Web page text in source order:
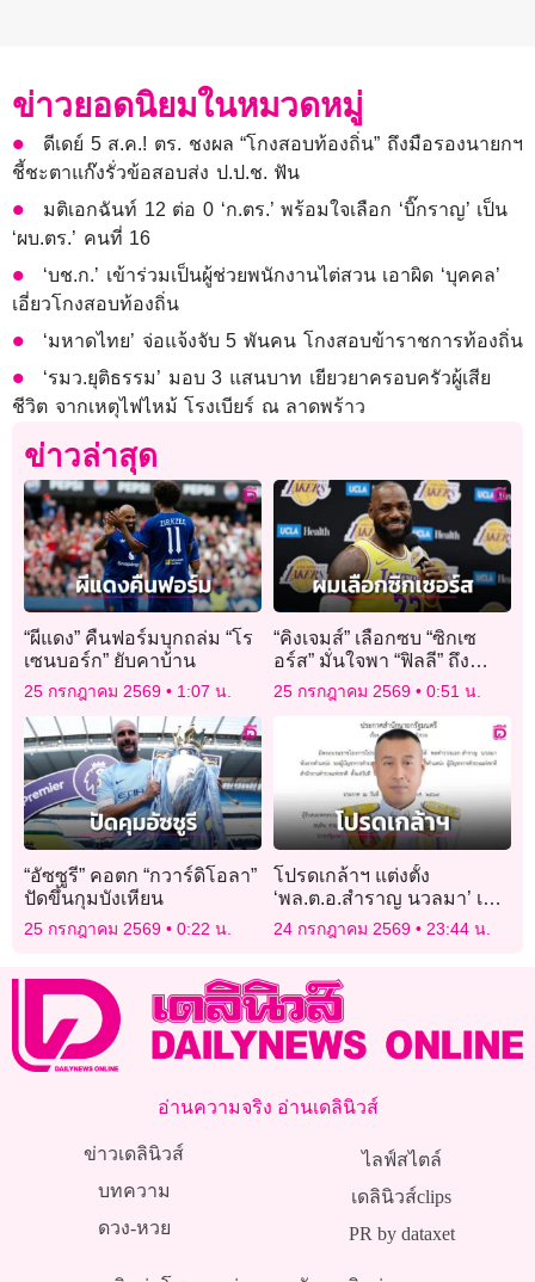
ข่าวยอดนิยมในหมวดหมู่
ดีเดย์ 5 ส.ค.! ตร. ชงผล “โกงสอบท้องถิ่น” ถึงมือรองนายกฯ
ชี้ชะตาแก๊งรั่วข้อสอบส่ง ป.ป.ช. ฟัน
มติเอกฉันท์ 12 ต่อ 0 ‘ก.ตร.’ พร้อมใจเลือก ‘บิ๊กราญ’ เป็น
‘ผบ.ตร.’ คนที่ 16
‘บช.ก.’ เข้าร่วมเป็นผู้ช่วยพนักงานไต่สวน เอาผิด ‘บุคคล’
เอี่ยวโกงสอบท้องถิ่น
‘มหาดไทย’ จ่อแจ้งจับ 5 พันคน โกงสอบข้าราชการท้องถิ่น
‘รมว.ยุติธรรม’ มอบ 3 แสนบาท เยียวยาครอบครัวผู้เสีย
ชีวิต จากเหตุไฟไหม้ โรงเบียร์ ณ ลาดพร้าว
ข่าวล่าสุด
“ผีแดง” คืนฟอร์มบุกถล่ม “โร
เซนบอร์ก” ยับคาบ้าน
25 กรกฎาคม 2569 1:07 น.
“คิงเจมส์” เลือกซบ “ซิกเซ
อร์ส” มั่นใจพา “ฟิลลี” ถึง
แชมป์ชัวร์
25 กรกฎาคม 2569 0:51 น.
“อัซซูรี” คอตก “กวาร์ดิโอลา”
ปัดขึ้นกุมบังเหียน
25 กรกฎาคม 2569 0:22 น.
โปรดเกล้าฯ แต่งตั้ง
‘พล.ต.อ.สำราญ นวลมา’ เป็น
ผบ.ตร. มีผล 1 ต.ค.
24 กรกฎาคม 2569 23:44 น.
อ่านความจริง อ่านเดลินิวส์
ข่าวเดลินิวส์
บทความ
ดวง-หวย
ไลฟ์สไตล์
เดลินิวส์clips
PR by dataxet